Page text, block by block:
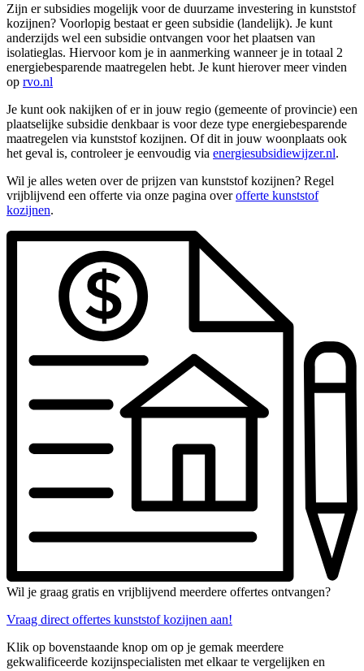
Zijn er subsidies mogelijk voor de duurzame investering in kunststof
kozijnen? Voorlopig bestaat er geen subsidie (landelijk). Je kunt
anderzijds wel een subsidie ontvangen voor het plaatsen van
isolatieglas. Hiervoor kom je in aanmerking wanneer je in totaal 2
energiebesparende maatregelen hebt. Je kunt hierover meer vinden
op rvo.nl
Je kunt ook nakijken of er in jouw regio (gemeente of provincie) een
plaatselijke subsidie denkbaar is voor deze type energiebesparende
maatregelen via kunststof kozijnen. Of dit in jouw woonplaats ook
het geval is, controleer je eenvoudig via energiesubsidiewijzer.nl.
Wil je alles weten over de prijzen van kunststof kozijnen? Regel
vrijblijvend een offerte via onze pagina overofferte kunststof
kozijnen.
Wil je graag gratis en vrijblijvend meerdere offertes ontvangen?
Vraag direct offertes kunststof kozijnen aan!
Klik op bovenstaande knop om op je gemak meerdere
gekwalificeerde kozijnspecialisten met elkaar te vergelijken en